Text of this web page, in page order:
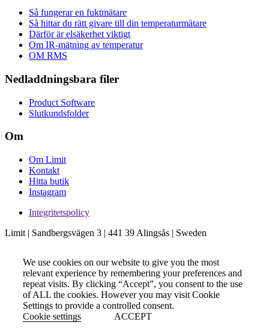
Så fungerar en fuktmätare
Så hittar du rätt givare till din temperaturmätare
Därför är elsäkerhet viktigt
Om IR-mätning av temperatur
OM RMS
Nedladdningsbara filer
Product Software
Slutkundsfolder
Om
Om Limit
Kontakt
Hitta butik
Instagram
Integritetspolicy
Limit | Sandbergsvägen 3 | 441 39 Alingsås | Sweden
We use cookies on our website to give you the most
relevant experience by remembering your preferences and
repeat visits. By clicking “Accept”, you consent to the use
of ALL the cookies. However you may visit Cookie
Settings to provide a controlled consent.
Cookie settings
ACCEPT